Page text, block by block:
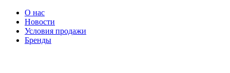
О нас
Новости
Условия продажи
Бренды